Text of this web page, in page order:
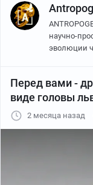
научно-
эволюции
Перед вами -
виде головы
2 месяца назад